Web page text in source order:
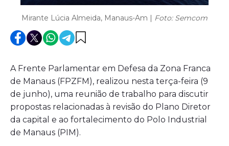
Mirante Lúcia Almeida, Manaus-Am | Foto: Semcom
A Frente Parlamentar em Defesa da Zona Franca
de Manaus (FPZFM), realizou nesta terça-feira (9
de junho), uma reunião de trabalho para discutir
propostas relacionadas à revisão do Plano Diretor
da capital e ao fortalecimento do Polo Industrial
de Manaus (PIM).